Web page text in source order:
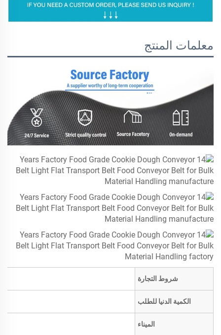
معلمات المنتج
شروط التجارة
الكمية الدنيا للطلب
الميناء